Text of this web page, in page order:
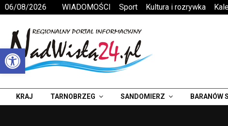
Otwórz pasek narzędzi
06/08/2026 WIADOMOŚCI Sport Kultura i rozrywka
KRAJ TARNOBRZEG SANDOMIERZ BARANÓW